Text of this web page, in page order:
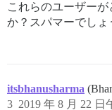
これらのユーザー
か？スパマーでしょ
itsbhanusharma
2019 年 8 月 22 日
3